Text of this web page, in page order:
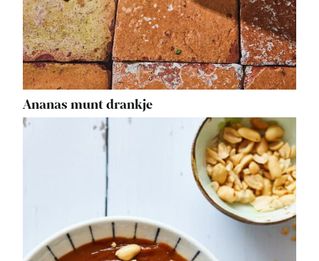
Ananas munt drankje